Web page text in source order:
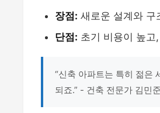
장점: 새로운 설계와 구
단점: 초기 비용이 높고
“신축 아파트는 특히 젊은
되죠.” - 건축 전문가 김민준